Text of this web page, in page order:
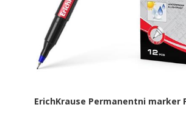
ErichKrause Permanentni marker